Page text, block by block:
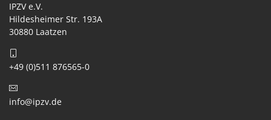
IPZV e.V.
Hildesheimer Str. 193A
30880 Laatzen
+49 (0)511 876565-0
info@ipzv.de